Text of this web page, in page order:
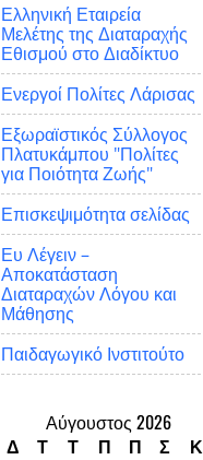
Ελληνική Εταιρεία
Μελέτης της Διαταραχής
Εθισμού στο Διαδίκτυο
Ενεργοί Πολίτες Λάρισας
Εξωραϊστικός Σύλλογος
Πλατυκάμπου "Πολίτες
για Ποιότητα Ζωής"
Επισκεψιμότητα σελίδας
Ευ Λέγειν –
Αποκατάσταση
Διαταραχών Λόγου και
Μάθησης
Παιδαγωγικό Ινστιτούτο
Αύγουστος 2026
Δ Τ Τ Π Π Σ
Κ